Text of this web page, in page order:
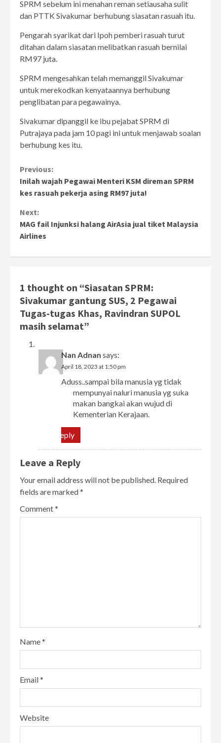
SPRM sebelum ini menahan reman setiausaha sulit
dan PTTK Sivakumar berhubung siasatan rasuah itu.
Pengarah syarikat dari Ipoh pemberi rasuah turut
ditahan dalam siasatan melibatkan rasuah bernilai
RM97 juta.
SPRM mengesahkan telah memanggil Sivakumar
untuk merekodkan kenyataannya berhubung
penglibatan para pegawainya.
Sivakumar dipanggil ke ibu pejabat SPRM di
Putrajaya pada jam 10 pagi ini untuk menjawab soalan
berhubung kes itu.
Continue
Reading
Previous:
Inilah wajah Pegawai Menteri KSM direman SPRM
kes rasuah pekerja asing RM97 juta!
Next:
MAG fail Injunksi halang AirAsia jual tiket Malaysia
Airlines
1 thought on “Siasatan SPRM:
Sivakumar gantung SUS, 2 Pegawai
Tugas-tugas Khas, Ravindran SUPOL
masih selamat”
Nan Adnan says:
April 18, 2023 at 1:50 pm
Aduss..sampai bila manusia yg tidak
mempunyai naluri manusia yg suka
makan bangkai akan wujud di
Kementerian Kerajaan.
Reply
Leave a Reply
Your email address will not be published. Required
fields are marked*
Comment*
Name*
Email*
Website